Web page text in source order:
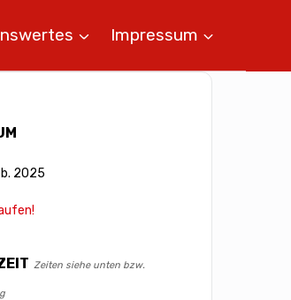
Impressum
2025
Zeiten siehe unten bzw.